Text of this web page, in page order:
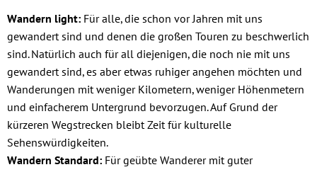
Wandern light: Für alle, die schon vor Jahren mit uns
gewandert sind und denen die großen Touren zu beschwerlich
sind. Natürlich auch für all diejenigen, die noch nie mit uns
gewandert sind, es aber etwas ruhiger angehen möchten und
Wanderungen mit weniger Kilometern, weniger Höhenmetern
und einfacherem Untergrund bevorzugen. Auf Grund der
kürzeren Wegstrecken bleibt Zeit für kulturelle
Sehenswürdigkeiten.
Wandern Standard: Für geübte Wanderer mit guter